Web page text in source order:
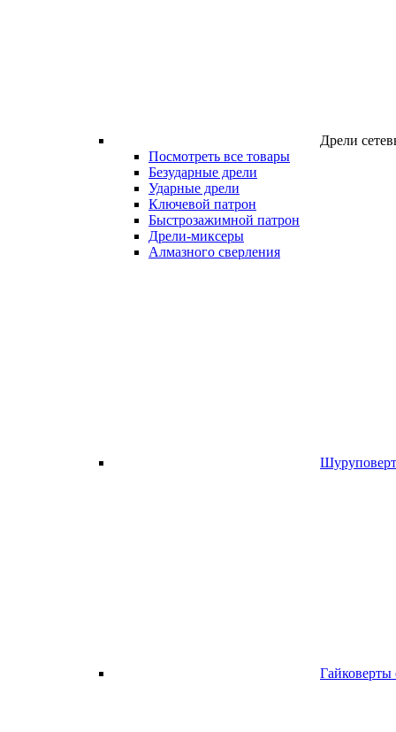
Дрели
Посмотреть все товары
Безударные дрели
Ударные дрели
Ключевой патрон
Быстрозажимной патрон
Дрели-миксеры
Алмазного сверления
Гайковерты